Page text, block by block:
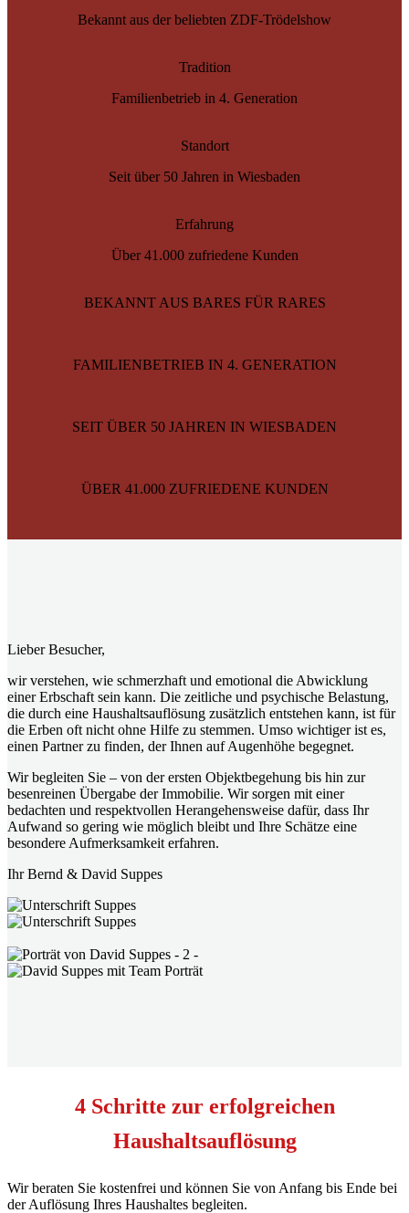
Bekannt aus der beliebten ZDF-Trödelshow
Tradition
Familienbetrieb in 4. Generation
Standort
Seit über 50 Jahren in Wiesbaden
Erfahrung
Über 41.000 zufriedene Kunden
BEKANNT AUS BARES FÜR RARES
FAMILIENBETRIEB IN 4. GENERATION
SEIT ÜBER 50 JAHREN IN WIESBADEN
ÜBER 41.000 ZUFRIEDENE KUNDEN
Lieber Besucher,
wir verstehen, wie schmerzhaft und emotional die Abwicklung
einer Erbschaft sein kann. Die zeitliche und psychische Belastung,
die durch eine Haushaltsauflösung zusätzlich entstehen kann, ist für
die Erben oft nicht ohne Hilfe zu stemmen. Umso wichtiger ist es,
einen Partner zu finden, der Ihnen auf Augenhöhe begegnet.
Wir begleiten Sie – von der ersten Objektbegehung bis hin zur
besenreinen Übergabe der Immobilie. Wir sorgen mit einer
bedachten und respektvollen Herangehensweise dafür, dass Ihr
Aufwand so gering wie möglich bleibt und Ihre Schätze eine
besondere Aufmerksamkeit erfahren.
Ihr Bernd & David Suppes
4 Schritte zur erfolgreichen
Haushaltsauflösung
Wir beraten Sie kostenfrei und können Sie von Anfang bis Ende bei
der Auflösung Ihres Haushaltes begleiten.